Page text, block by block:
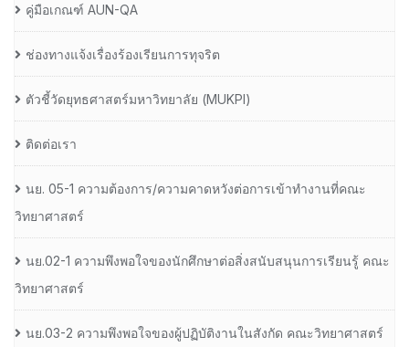
คู่มือเกณฑ์ AUN-QA
ช่องทางแจ้งเรื่องร้องเรียนการทุจริต
ตัวชี้วัดยุทธศาสตร์มหาวิทยาลัย (MUKPI)
ติดต่อเรา
นย. 05-1 ความต้องการ/ความคาดหวังต่อการเข้าทำงานที่คณะ
วิทยาศาสตร์
นย.02-1 ความพึงพอใจของนักศึกษาต่อสิ่งสนับสนุนการเรียนรู้ คณะ
วิทยาศาสตร์
นย.03-2 ความพึงพอใจของผู้ปฏิบัติงานในสังกัด คณะวิทยาศาสตร์